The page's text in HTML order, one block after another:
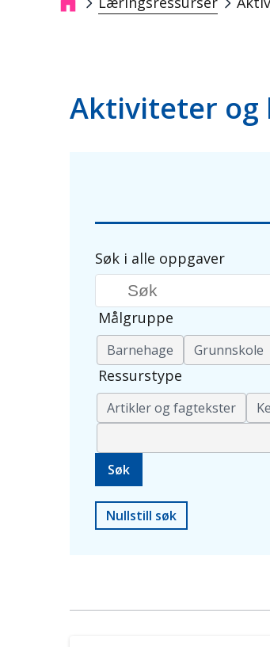
Aktiviteter
Søk i alle oppgaver
Søkeord
Målgruppe
Barnehage Grunnskole
Ressurstype
Artikler og fagtekster
Nullstill søk